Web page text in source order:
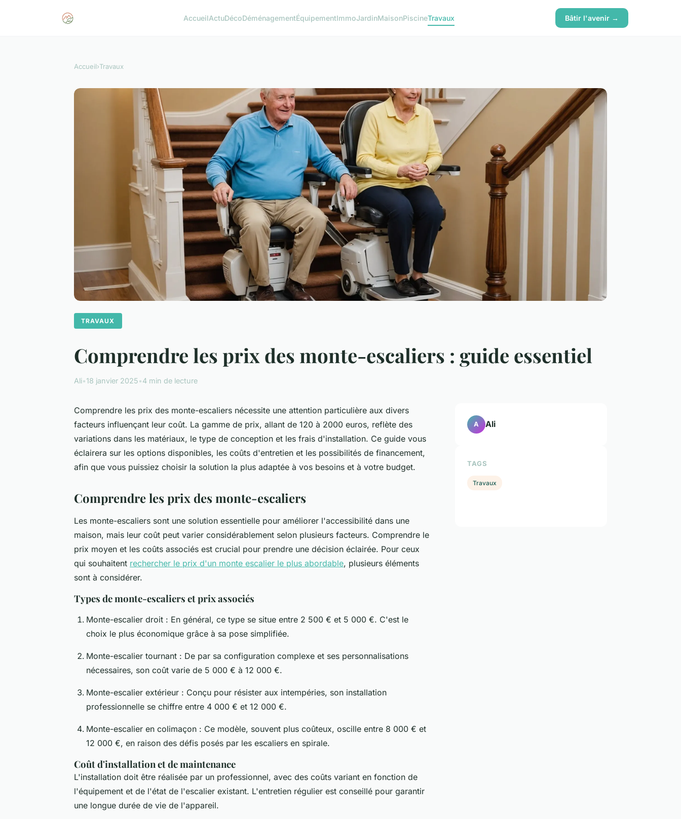
AccueilActuDécoDéménagementÉquipementImmoJardinMaisonPiscineTravaux Bâtir l'avenir →
Accueil›Travaux
TRAVAUX
Comprendre les prix des monte-escaliers : guide essentiel
Ali•18 janvier 2025•4 min de lecture
Comprendre les prix des monte-escaliers nécessite une attention particulière aux divers
facteurs influençant leur coût. La gamme de prix, allant de 120 à 2000 euros, reflète des
variations dans les matériaux, le type de conception et les frais d'installation. Ce guide vous
éclairera sur les options disponibles, les coûts d'entretien et les possibilités de financement,
afin que vous puissiez choisir la solution la plus adaptée à vos besoins et à votre budget.
Comprendre les prix des monte-escaliers
Les monte-escaliers sont une solution essentielle pour améliorer l'accessibilité dans une
maison, mais leur coût peut varier considérablement selon plusieurs facteurs. Comprendre le
prix moyen et les coûts associés est crucial pour prendre une décision éclairée. Pour ceux
qui souhaitent rechercher le prix d'un monte escalier le plus abordable, plusieurs éléments
sont à considérer.
Types de monte-escaliers et prix associés
Monte-escalier droit : En général, ce type se situe entre 2 500 € et 5 000 €. C'est le
choix le plus économique grâce à sa pose simplifiée.
Monte-escalier tournant : De par sa configuration complexe et ses personnalisations
nécessaires, son coût varie de 5 000 € à 12 000 €.
Monte-escalier extérieur : Conçu pour résister aux intempéries, son installation
professionnelle se chiffre entre 4 000 € et 12 000 €.
Monte-escalier en colimaçon : Ce modèle, souvent plus coûteux, oscille entre 8 000 € et
12 000 €, en raison des défis posés par les escaliers en spirale.
Coût d'installation et de maintenance
L'installation doit être réalisée par un professionnel, avec des coûts variant en fonction de
l'équipement et de l'état de l'escalier existant. L'entretien régulier est conseillé pour garantir
une longue durée de vie de l'appareil.
A Ali
TAGS
Travaux